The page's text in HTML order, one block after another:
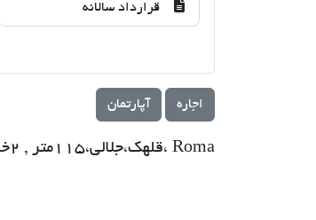
قرارداد سالانه
اجاره آپارتمان
Roma ،قلهک،جلالی،115متر , 2خواب،با امکانات،20مترانباری , (165 م رهن کامل )